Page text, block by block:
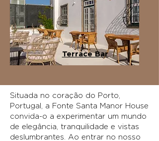
Terrace Bar
Situada no coração do Porto,
Portugal, a Fonte Santa Manor House
convida-o a experimentar um mundo
de elegância, tranquilidade e vistas
deslumbrantes. Ao entrar no nosso